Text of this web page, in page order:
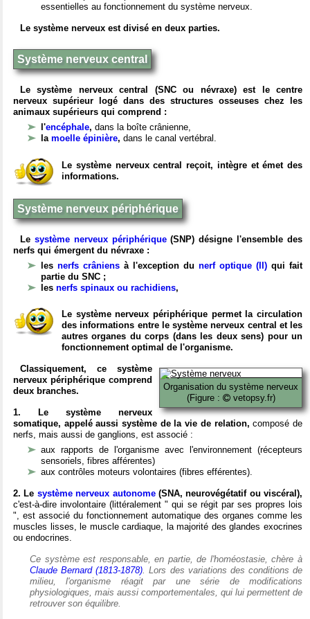
essentielles au fonctionnement du système nerveux.
Le système nerveux est divisé en deux parties.
Système nerveux central
Le système nerveux central (SNC ou névraxe) est le centre
nerveux supérieur logé dans des structures osseuses chez les
animaux supérieurs qui comprend :
l'encéphale, dans la boîte crânienne,
la moelle épinière, dans le canal vertébral.
Le système nerveux central reçoit, intègre et émet des
informations.
Système nerveux périphérique
Le système nerveux périphérique(SNP) désigne l'ensemble des
nerfs qui émergent du névraxe :
les nerfs crâniens à l'exception du nerf optique (II) qui fait
partie du SNC ;
les nerfs spinaux ou rachidiens,
Le système nerveux périphérique permet la circulation
des informations entre le système nerveux central et les
autres organes du corps (dans les deux sens) pour un
fonctionnement optimal de l'organisme.
Organisation du système nerveux
(Figure :
vetopsy.fr)
Classiquement, ce système
nerveux périphérique comprend
deux branches.
1. Le système nerveux
somatique, appelé aussi système de la vie de relation, composé de
nerfs, mais aussi de ganglions, est associé :
aux rapports de l'organisme avec l'environnement (récepteurs
sensoriels, fibres afférentes)
aux contrôles moteurs volontaires (fibres efférentes).
2. Le système nerveux autonome(SNA, neurovégétatif ou viscéral),
c'est-à-dire involontaire (littéralement " qui se régit par ses propres lois
", est associé du fonctionnement automatique des organes comme les
muscles lisses, le muscle cardiaque, la majorité des glandes exocrines
ou endocrines.
Ce système est responsable, en partie, de l'homéostasie, chère à
Claude Bernard (1813-1878). Lors des variations des conditions de
milieu, l'organisme réagit par une série de modifications
physiologiques, mais aussi comportementales, qui lui permettent de
retrouver son équilibre.